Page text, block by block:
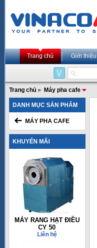
Trang chủ Giới thiệu
Trang chủ » Máy pha cafe
DANH MỤC SẢN PHẨM
MÁY PHA CAFE
KHUYẾN MÃI
MÁY RANG HẠT ĐIỀU
CY 50
Liên hệ